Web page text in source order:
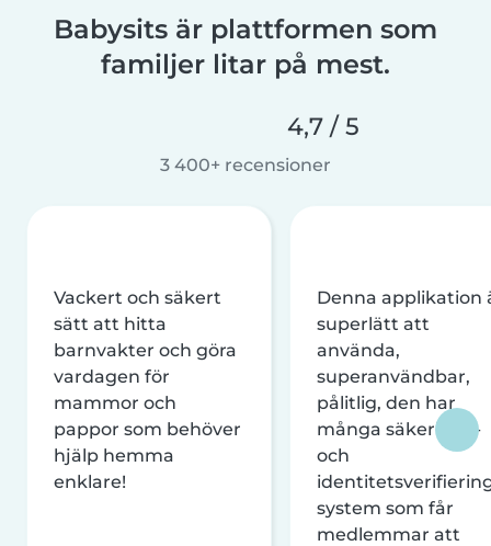
Babysits är plattformen som
familjer litar på mest.
4,7 / 5
3 400+ recensioner
Vackert och säkert
sätt att hitta
barnvakter och göra
vardagen för
mammor och
pappor som behöver
hjälp hemma
enklare!
Denna applikation
superlätt att
använda,
superanvändbar,
pålitlig, den har
många säkerhets-
och
system som får
medlemmar att